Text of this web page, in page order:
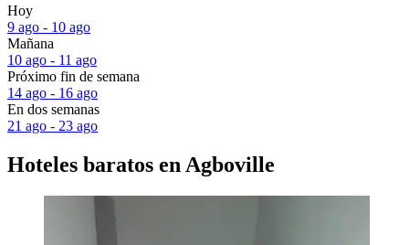
Hoy
9 ago - 10 ago
Mañana
10 ago - 11 ago
Próximo fin de semana
14 ago - 16 ago
En dos semanas
21 ago - 23 ago
Hoteles baratos en Agboville